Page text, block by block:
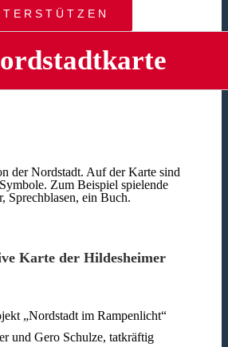
Karte der Hildesheimer
„Nordstadt im Rampenlicht“
und Gero Schulze, tatkräftig